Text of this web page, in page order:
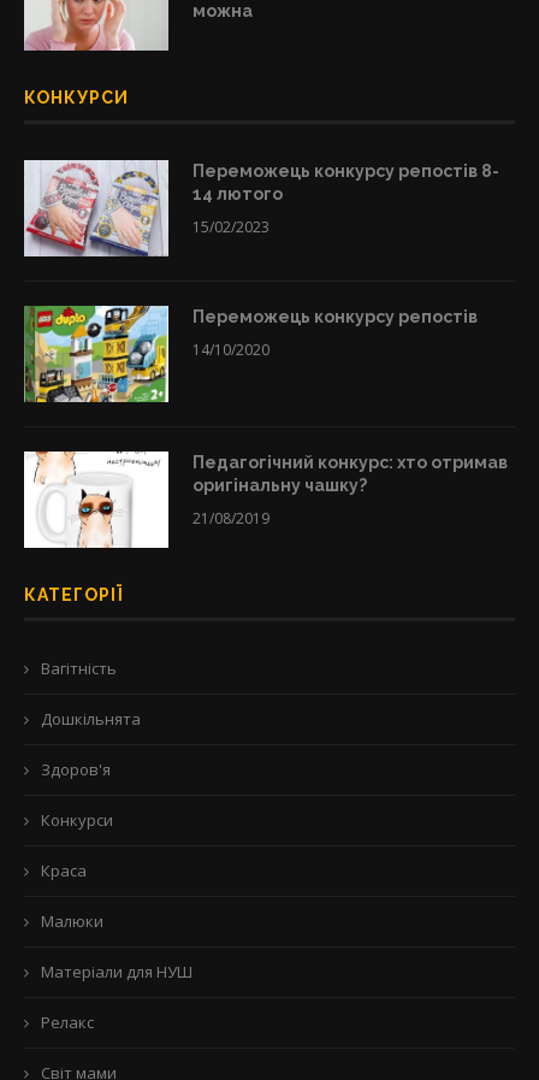
можна
КОНКУРСИ
Переможець конкурсу репостів 8-
14 лютого
15/02/2023
Переможець конкурсу репостів
14/10/2020
Педагогічний конкурс: хто отримав
оригінальну чашку?
21/08/2019
КАТЕГОРІЇ
Вагітність
Дошкільнята
Здоров'я
Конкурси
Краса
Малюки
Матеріали для НУШ
Релакс
Світ мами